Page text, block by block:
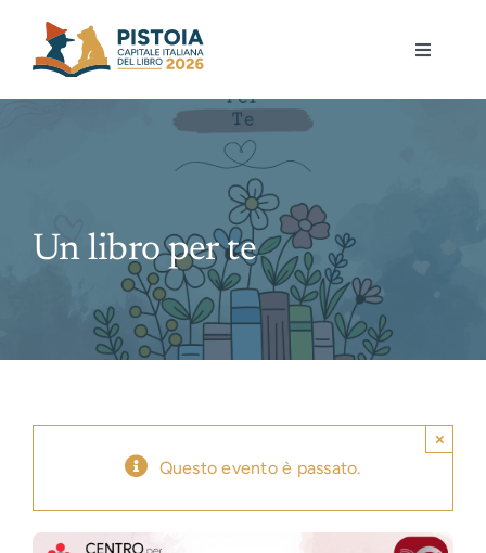
content
Toggle
Mostre
Governance
Press
Un libro per te
Questo evento è passato.
×